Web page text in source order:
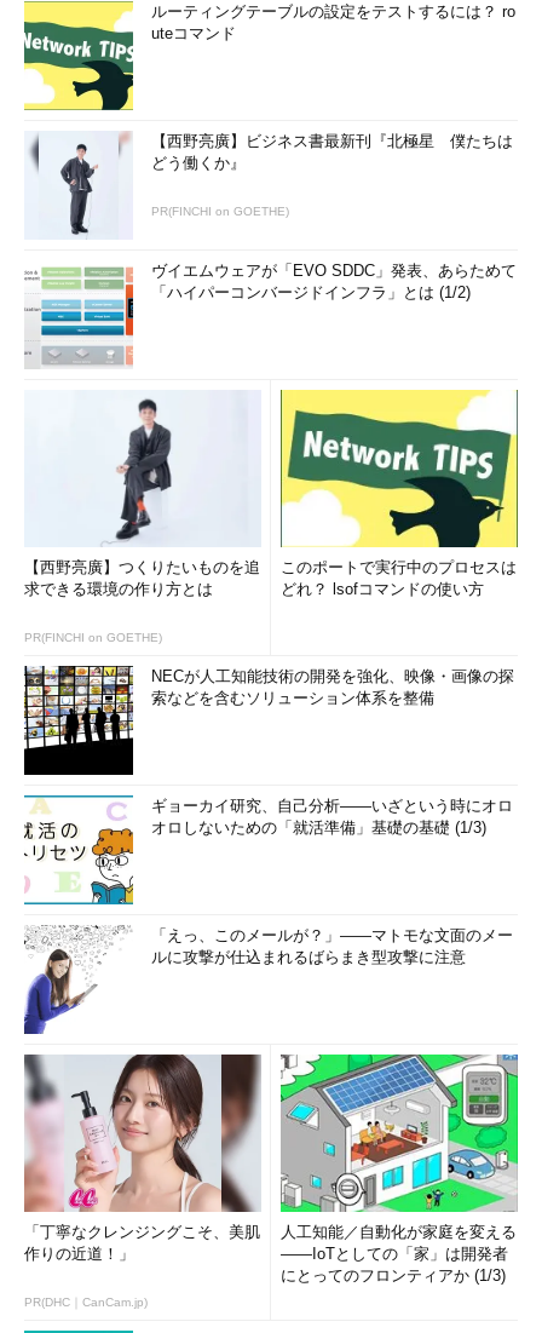
ルーティングテーブルの設定をテストするには？ ro
uteコマンド
【西野亮廣】ビジネス書最新刊『北極星 僕たちは
どう働くか』
PR(FINCHI on GOETHE)
ヴイエムウェアが「EVO SDDC」発表、あらためて
「ハイパーコンバージドインフラ」とは (1/2)
【西野亮廣】つくりたいものを追
求できる環境の作り方とは
PR(FINCHI on GOETHE)
このポートで実行中のプロセスは
どれ？ lsofコマンドの使い方
NECが人工知能技術の開発を強化、映像・画像の探
索などを含むソリューション体系を整備
ギョーカイ研究、自己分析――いざという時にオロ
オロしないための「就活準備」基礎の基礎 (1/3)
「えっ、このメールが？」――マトモな文面のメー
ルに攻撃が仕込まれるばらまき型攻撃に注意
「丁寧なクレンジングこそ、美肌
作りの近道！」
PR(DHC｜CanCam.jp)
人工知能／自動化が家庭を変える
――IoTとしての「家」は開発者
にとってのフロンティアか (1/3)